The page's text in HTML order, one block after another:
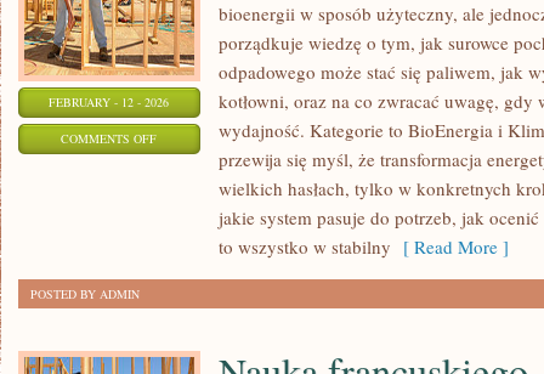
FEBRUARY - 12 - 2026
COMMENTS OFFON
SŁONECZNA
bioenergii w sposób użyteczny, ale
porządkuje wiedzę o tym, jak surowce
odpadowego może stać się paliwem, jak
kotłowni, oraz na co zwracać uwagę,
wydajność. Kategorie to BioEnergia i
przewija się myśl, że transformacja
wielkich hasłach, tylko w konkretnych
jakie system pasuje do potrzeb, jak
to wszystko w stabilny [ Read More ]
POSTED BY ADMIN